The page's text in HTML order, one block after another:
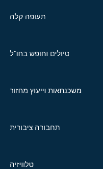
תעופה קלה
טיולים וחופש בחו"ל
משכנתאות וייעוץ מחזור
תחבורה ציבורית
טלוויזיה